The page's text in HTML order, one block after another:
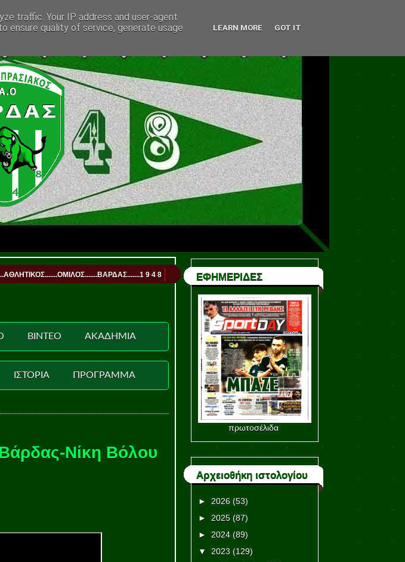
9 4 8
ΒΙΝΤΕΟ ΑΚΑΔΗΜΙΑ
ΙΣΤΟΡΙΑ ΠΡΟΓΡΑΜΜΑ
Νίκη Βόλου
ΕΦΗΜΕΡΙΔΕΣ
πρωτοσέλιδα
Αρχειοθήκη ιστολογίου
► 2026 (53)
► 2025 (87)
► 2024 (89)
▼
2023 (129)
traffic. Your IP address and user-agent
ensure quality of service, generate usage
LEARN MORE GOT IT